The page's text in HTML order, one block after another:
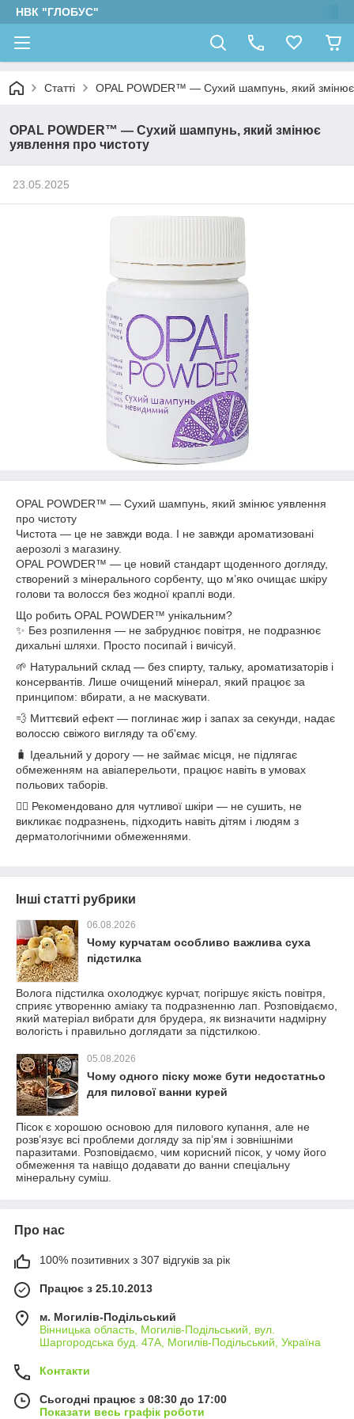
НВК "ГЛОБУС"
Статті OPAL POWDER™ — Сухий шампунь, який змінює
OPAL POWDER™ — Сухий шампунь, який змінює
уявлення про чистоту
23.05.2025
OPAL POWDER™ — Сухий шампунь, який змінює уявлення
про чистоту
Чистота — це не завжди вода. І не завжди ароматизовані
аерозолі з магазину.
OPAL POWDER™ — це новий стандарт щоденного догляду,
створений з мінерального сорбенту, що м’яко очищає шкіру
голови та волосся без жодної краплі води.
Що робить OPAL POWDER™ унікальним?
✨ Без розпилення — не забруднює повітря, не подразнює
дихальні шляхи. Просто посипай і вичісуй.
🌱 Натуральний склад — без спирту, тальку, ароматизаторів і
консервантів. Лише очищений мінерал, який працює за
принципом: вбирати, а не маскувати.
💨 Миттєвий ефект — поглинає жир і запах за секунди, надає
волоссю свіжого вигляду та об'єму.
🧳 Ідеальний у дорогу — не займає місця, не підлягає
обмеженням на авіаперельоти, працює навіть в умовах
польових таборів.
👩‍⚕️ Рекомендовано для чутливої шкіри — не сушить, не
викликає подразнень, підходить навіть дітям і людям з
дерматологічними обмеженнями.
Інші статті рубрики
06.08.2026
Чому курчатам особливо важлива суха
підстилка
Волога підстилка охолоджує курчат, погіршує якість повітря,
сприяє утворенню аміаку та подразненню лап. Розповідаємо,
який матеріал вибрати для брудера, як визначити надмірну
вологість і правильно доглядати за підстилкою.
05.08.2026
Чому одного піску може бути недостатньо
для пилової ванни курей
Пісок є хорошою основою для пилового купання, але не
розв’язує всі проблеми догляду за пір’ям і зовнішніми
паразитами. Розповідаємо, чим корисний пісок, у чому його
обмеження та навіщо додавати до ванни спеціальну
мінеральну суміш.
Про нас
100% позитивних з 307 відгуків за рік
Працює з 25.10.2013
м. Могилів-Подільський
Вінницька область, Могилів-Подільський, вул.
Шаргородська буд. 47А, Могилів-Подільський, Україна
Контакти
Сьогодні працює з 08:30 до 17:00
Показати весь графік роботи